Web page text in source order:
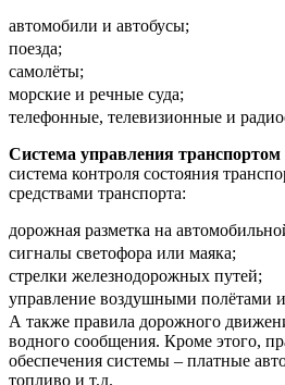
автомобили и автобусы;
поезда;
самолёты;
морские и речные суда;
телефонные, телевизионные и
Система управления транспортом
система контроля состояния
средствами транспорта:
дорожная разметка на
сигналы светофора или маяка;
стрелки железнодорожных путей;
управление воздушными полётами
А также правила дорожного
водного сообщения. Кроме этого,
обеспечения системы – платные
топливо и т.д.